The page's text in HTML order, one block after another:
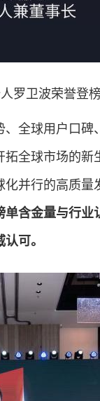
罗卫波荣誉登榜
全球用户口碑
全球市场的
并行的高质量
含金量与行
可。